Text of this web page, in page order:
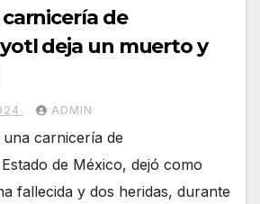
de
deja un muerto y
ADMIN
carnicería de
de México, dejó como
fallecida y dos heridas, durante